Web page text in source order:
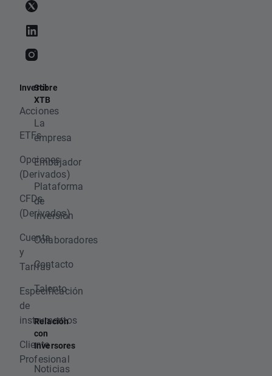
Invertir
Acciones
ETFs
Opciones
(Derivados)
CFDs
(Derivados)
Cuenta
y
Tarifas
Especificación
de
instrumentos
Cliente
Profesional
Sobre
XTB
La
empresa
Embajador
Plataforma
de
inversión
Colaboradores
Contacto
Talento
Relación
con
Inversores
Noticias